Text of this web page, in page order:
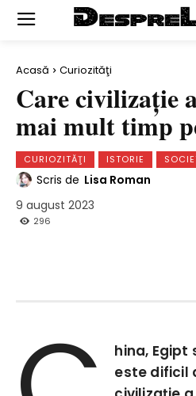
Acasă Curiozităţi
Care civilizaţie
mai mult timp
CURIOZITĂŢI ISTORIE
Scris de Lisa Roman
9 august 2023
296
hina, Egipt
este dificil